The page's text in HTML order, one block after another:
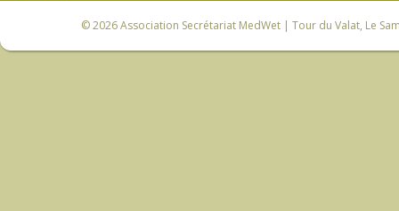
© 2026Association Secrétariat MedWet | Tour du Valat, Le